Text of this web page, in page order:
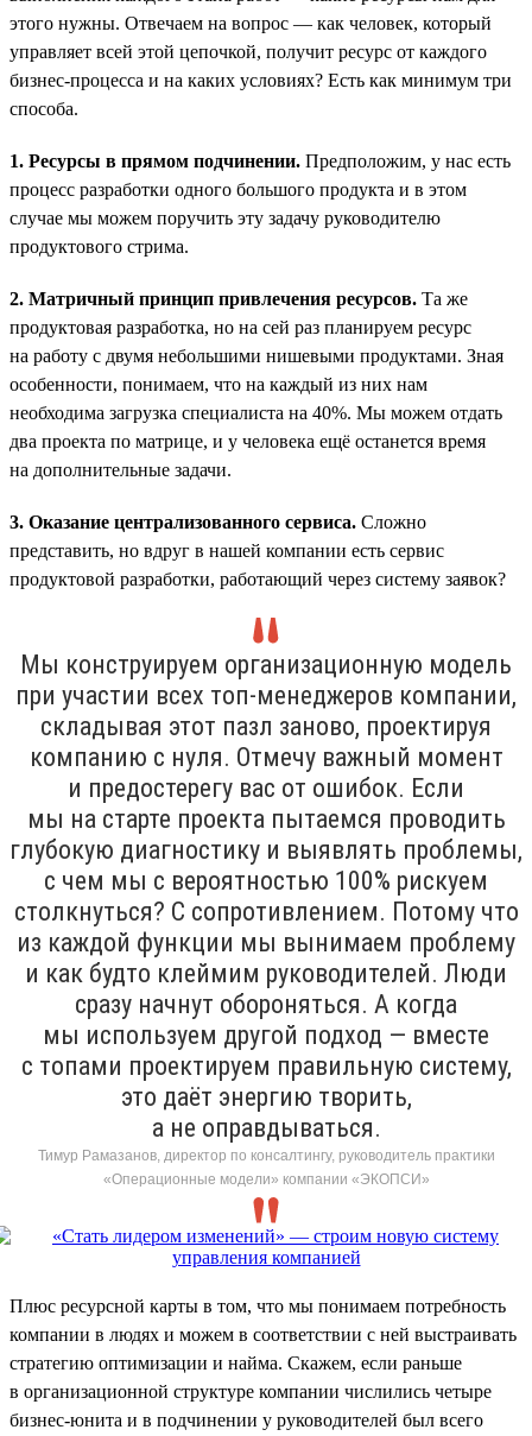
этого нужны. Отвечаем на вопрос — как человек, который
управляет всей этой цепочкой, получит ресурс от каждого
бизнес-процесса и на каких условиях? Есть как минимум три
способа.
1. Ресурсы в прямом подчинении. Предположим, у нас есть
процесс разработки одного большого продукта и в этом
случае мы можем поручить эту задачу руководителю
продуктового стрима.
2. Матричный принцип привлечения ресурсов. Та же
продуктовая разработка, но на сей раз планируем ресурс
на работу с двумя небольшими нишевыми продуктами. Зная
особенности, понимаем, что на каждый из них нам
необходима загрузка специалиста на 40%. Мы можем отдать
два проекта по матрице, и у человека ещё останется время
на дополнительные задачи.
3. Оказание централизованного сервиса. Сложно
представить, но вдруг в нашей компании есть сервис
продуктовой разработки, работающий через систему заявок?
Мы конструируем организационную модель
при участии всех топ-менеджеров компании,
складывая этот пазл заново, проектируя
компанию с нуля. Отмечу важный момент
и предостерегу вас от ошибок. Если
мы на старте проекта пытаемся проводить
глубокую диагностику и выявлять проблемы,
с чем мы с вероятностью 100% рискуем
столкнуться? С сопротивлением. Потому что
из каждой функции мы вынимаем проблему
и как будто клеймим руководителей. Люди
сразу начнут обороняться. А когда
мы используем другой подход — вместе
с топами проектируем правильную систему,
это даёт энергию творить,
а не оправдываться.
Тимур Рамазанов, директор по консалтингу, руководитель практики
«Операционные модели» компании «ЭКОПСИ»
Плюс ресурсной карты в том, что мы понимаем потребность
компании в людях и можем в соответствии с ней выстраивать
стратегию оптимизации и найма. Скажем, если раньше
в организационной структуре компании числились четыре
бизнес-юнита и в подчинении у руководителей был всего